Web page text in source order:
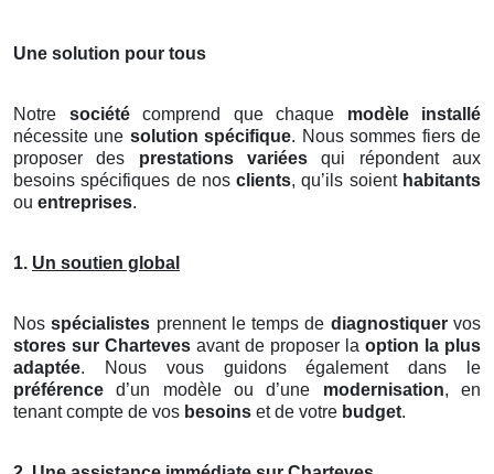
Une solution pour tous
Notre sociétécomprend que chaque modèle installé
nécessite une solution spécifique. Nous sommes fiers de
proposer des prestations variées qui répondent aux
besoins spécifiques de nosclients, qu’ils soient habitants
ou entreprises.
1. Un soutien global
Nosspécialistes prennent le temps de diagnostiquervos
stores sur Charteves avant de proposer la option la plus
adaptée. Nous vous guidons également dans le
préférence d’un modèle ou d’une modernisation, en
tenant compte de vos besoins et de votre budget.